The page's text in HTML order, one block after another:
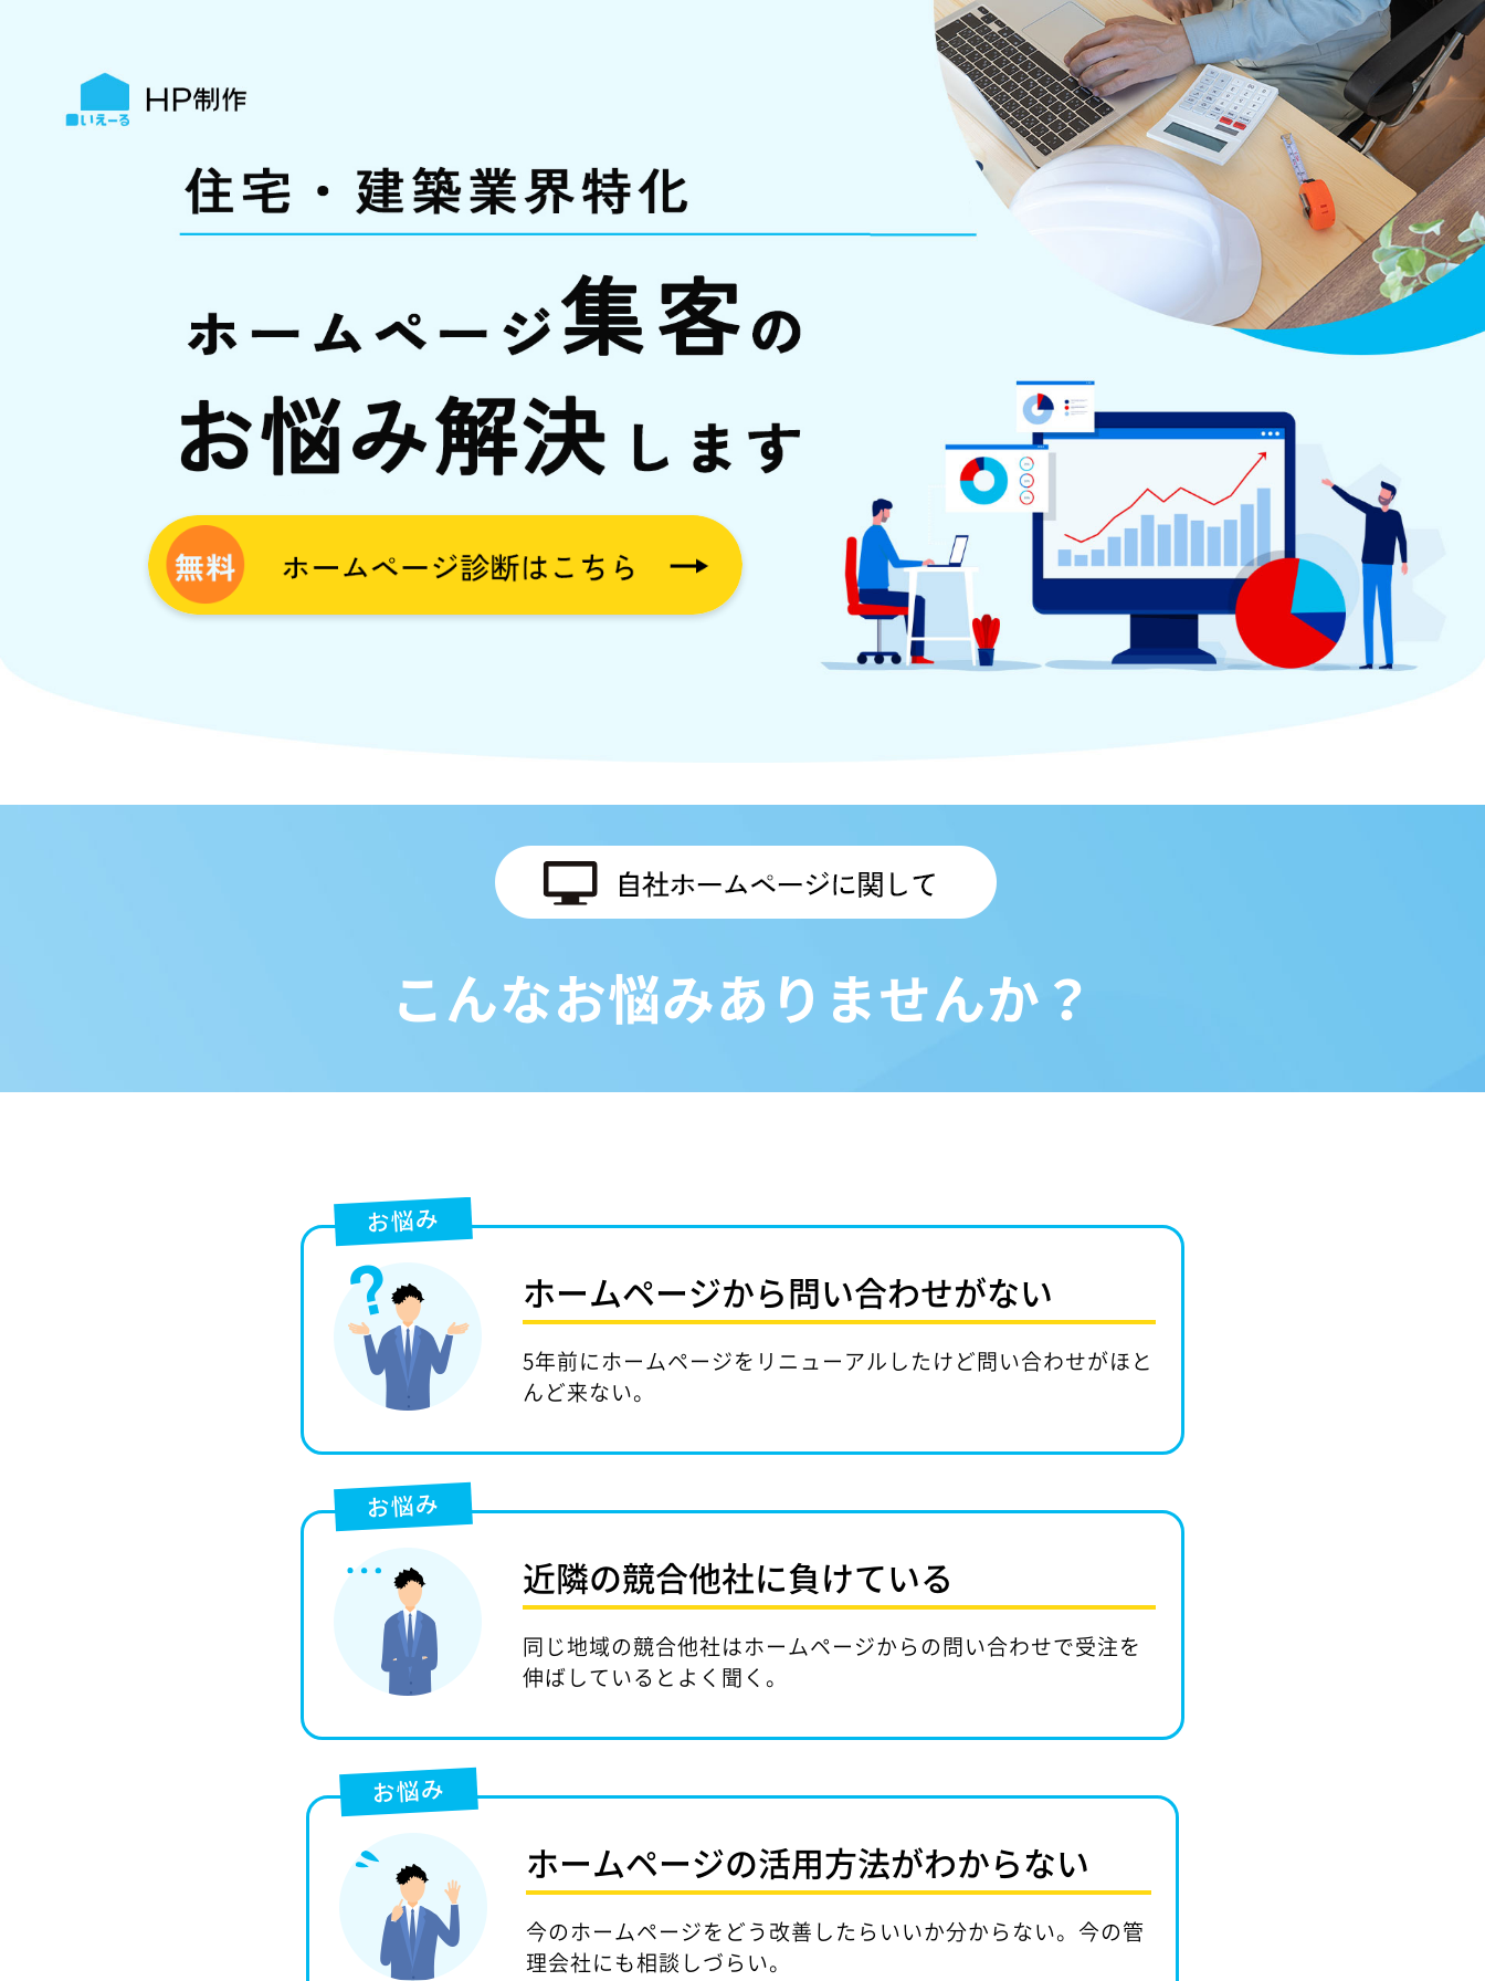
こんなお悩みありませんか？
お悩み
ホームページから問い合わせがない
5年前にホームページをリニューアルしたけど問い合わせがほと
んど来ない。
お悩み
近隣の競合他社に負けている
同じ地域の競合他社はホームページからの問い合わせで受注を
伸ばしているとよく聞く。
お悩み
ホームページの活用方法がわからない
今のホームページをどう改善したらいいか分からない。今の管
理会社にも相談しづらい。